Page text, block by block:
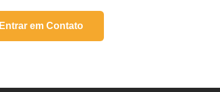
Entrar em Contato